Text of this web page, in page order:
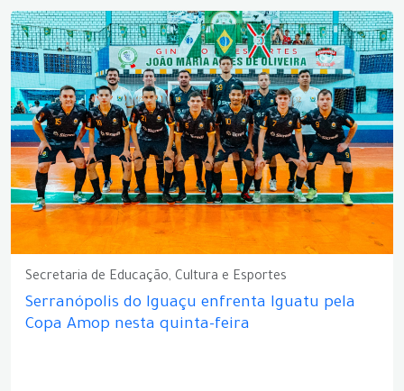
Secretaria de Educação, Cultura e Esportes
Serranópolis do Iguaçu enfrenta Iguatu pela
Copa Amop nesta quinta-feira